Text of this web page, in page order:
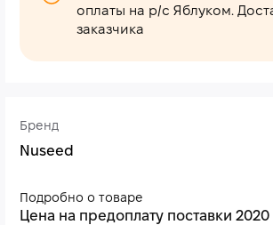
Бренд
Nuseed
Подробно о товаре
Цена на предоплату поставки 2020
оплаты на р/с Яблуком.
заказчика